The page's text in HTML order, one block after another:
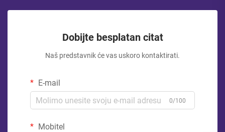
Dobijte besplatan citat
Naš predstavnik će vas uskoro kontaktirati.
E-mail
0/100
Mobitel